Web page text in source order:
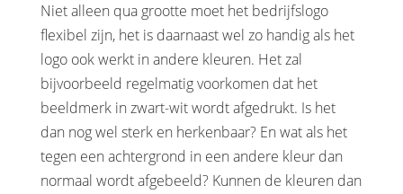
Niet alleen qua grootte moet het bedrijfslogo
flexibel zijn, het is daarnaast wel zo handig als het
logo ook werkt in andere kleuren. Het zal
bijvoorbeeld regelmatig voorkomen dat het
beeldmerk in zwart-wit wordt afgedrukt. Is het
dan nog wel sterk en herkenbaar? En wat als het
tegen een achtergrond in een andere kleur dan
normaal wordt afgebeeld? Kunnen de kleuren dan